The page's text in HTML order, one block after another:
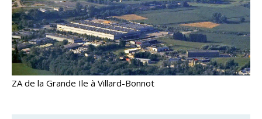
ZA de la Grande Ile à Villard-Bonnot